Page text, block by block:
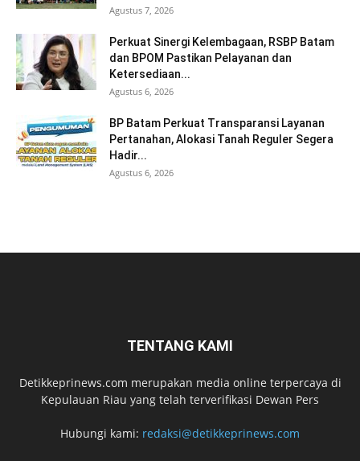
Agustus 7, 2026
Perkuat Sinergi Kelembagaan, RSBP Batam
dan BPOM Pastikan Pelayanan dan
Ketersediaan...
Agustus 6, 2026
BP Batam Perkuat Transparansi Layanan
Pertanahan, Alokasi Tanah Reguler Segera
Hadir...
Agustus 6, 2026
TENTANG KAMI
Detikkeprinews.com merupakan media online terpercaya di
Kepulauan Riau yang telah terverifikasi Dewan Pers
Hubungi kami: redaksi@detikkeprinews.com